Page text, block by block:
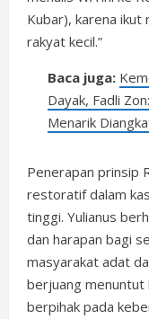
Kubar), karena ikut
rakyat kecil.”
Baca juga:
Dayak, Fadli
Menarik
Penerapan prinsip
restoratif dalam
tinggi. Yulianus
dan harapan bagi
masyarakat adat
berjuang menuntut
berpihak pada